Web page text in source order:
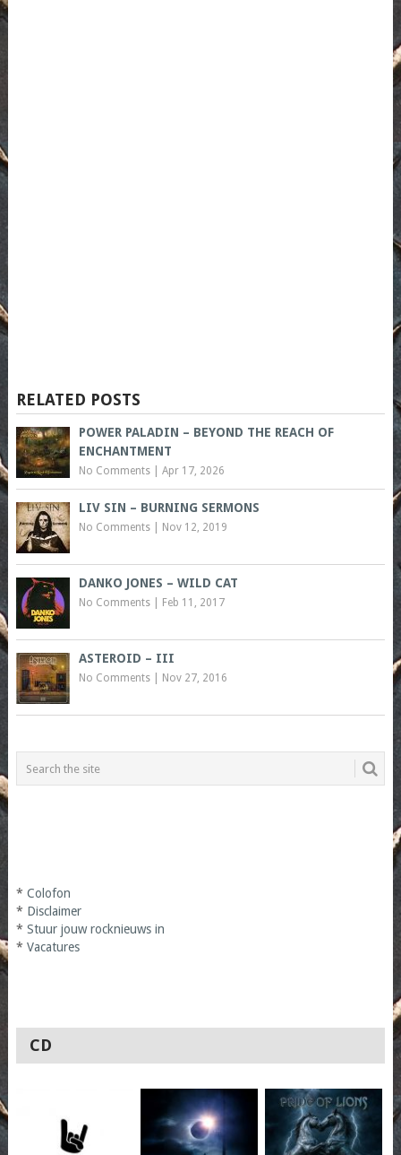
RELATED POSTS
POWER PALADIN – BEYOND THE REACH OF
ENCHANTMENT
No Comments| Apr 17, 2026
LIV SIN – BURNING SERMONS
No Comments| Nov 12, 2019
DANKO JONES – WILD CAT
No Comments| Feb 11, 2017
ASTEROID – III
No Comments| Nov 27, 2016
* Colofon
* Disclaimer
* Stuur jouw rocknieuws in
* Vacatures
CD